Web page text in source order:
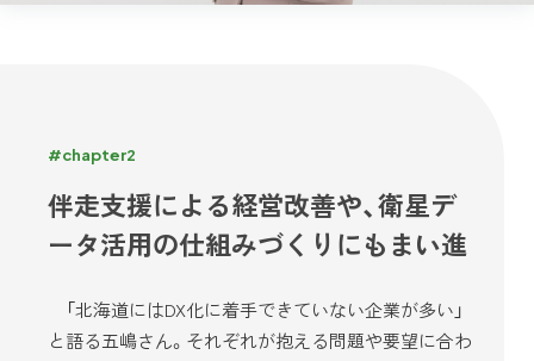
#chapter2
伴走支援による経営改善や、衛星デ
ータ活用の仕組みづくりにもまい進
「北海道にはDX化に着手できていない企業が多い」
と語る五嶋さん。それぞれが抱える問題や要望に合わ